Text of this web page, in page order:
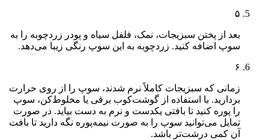
بعد از پختن سبزیجات، نمک، فلفل سیاه و پودر زردچوبه را به
سوپ اضافه کنید. زردچوبه به این سوپ رنگی زیبا می‌دهد.
زمانی که سبزیجات کاملاً نرم شدند، سوپ را از روی حرارت
بردارید. با استفاده از گوشت‌کوب برقی یا مخلوط‌کن، سوپ
را پوره کنید تا بافتی یکدست و نرم به دست بیاید. در صورت
تمایل می‌توانید سوپ را به صورت نیمه‌پوره نگه دارید تا بافت
آن کمی درشت‌تر باشد.